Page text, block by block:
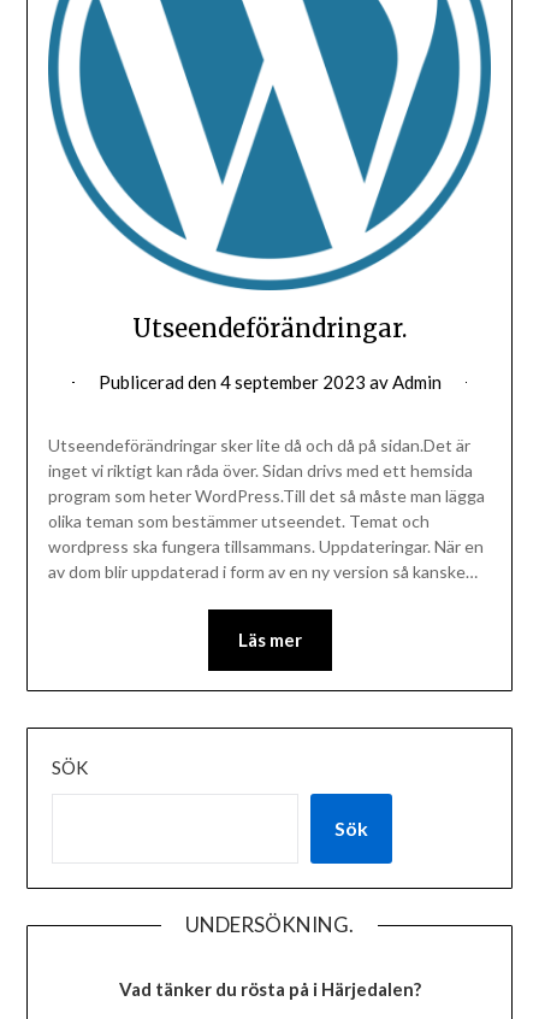
Utseendeförändringar.
Publicerad den4 september 2023 avAdmin
Utseendeförändringar sker lite då och då på sidan.Det är
inget vi riktigt kan råda över. Sidan drivs med ett hemsida
program som heter WordPress.Till det så måste man lägga
olika teman som bestämmer utseendet. Temat och
wordpress ska fungera tillsammans. Uppdateringar. När en
av dom blir uppdaterad i form av en ny version så kanske…
Läs mer
SÖK
Sök
UNDERSÖKNING.
Vad tänker du rösta på i Härjedalen?